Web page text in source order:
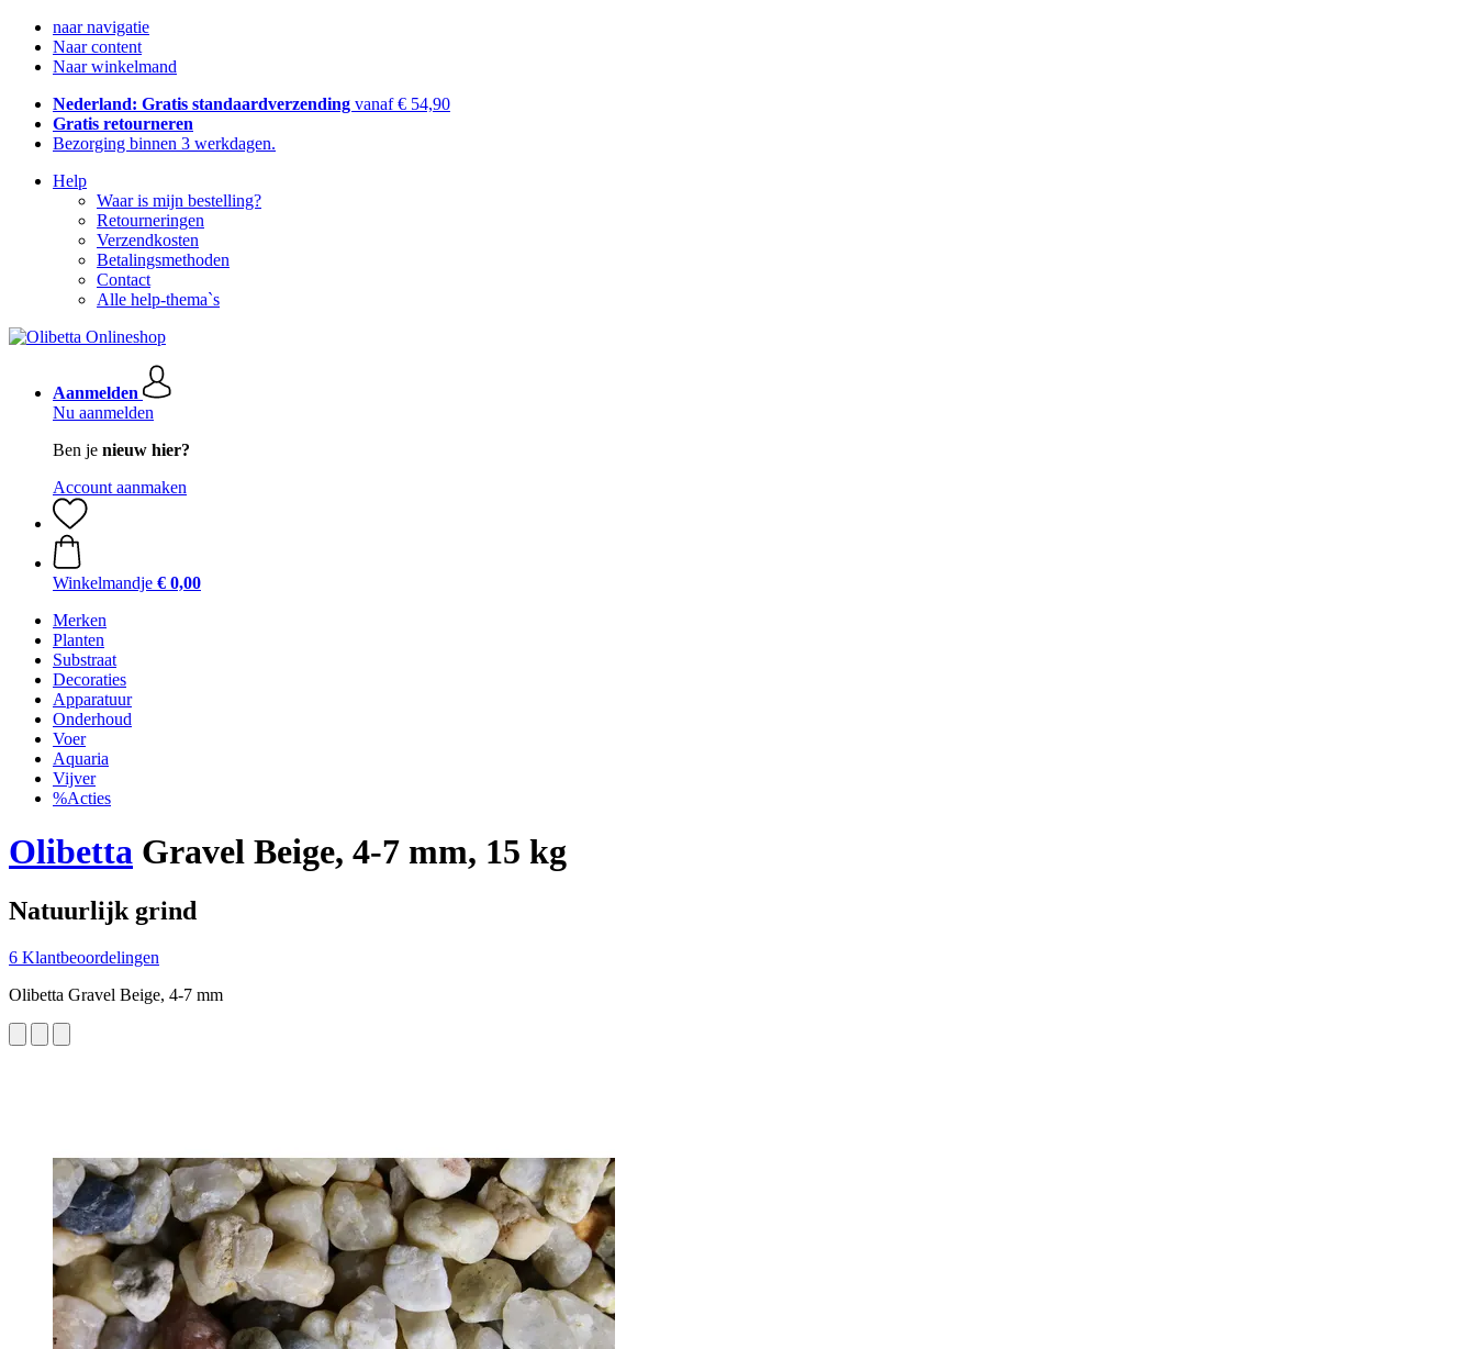
naar navigatie
Naar content
Naar winkelmand
Nederland: Gratis standaardverzending vanaf € 54,90
Gratis retourneren
Bezorging binnen 3 werkdagen.
Help
Waar is mijn bestelling?
Retourneringen
Verzendkosten
Betalingsmethoden
Contact
Alle help-thema`s
Aanmelden
Nu aanmelden
Ben je nieuw hier?
Account aanmaken
Winkelmandje € 0,00
Merken
Planten
Substraat
Decoraties
Apparatuur
Onderhoud
Voer
Aquaria
Vijver
%Acties
Olibetta Gravel Beige, 4-7 mm, 15 kg
Natuurlijk grind
6 Klantbeoordelingen
Olibetta Gravel Beige, 4-7 mm